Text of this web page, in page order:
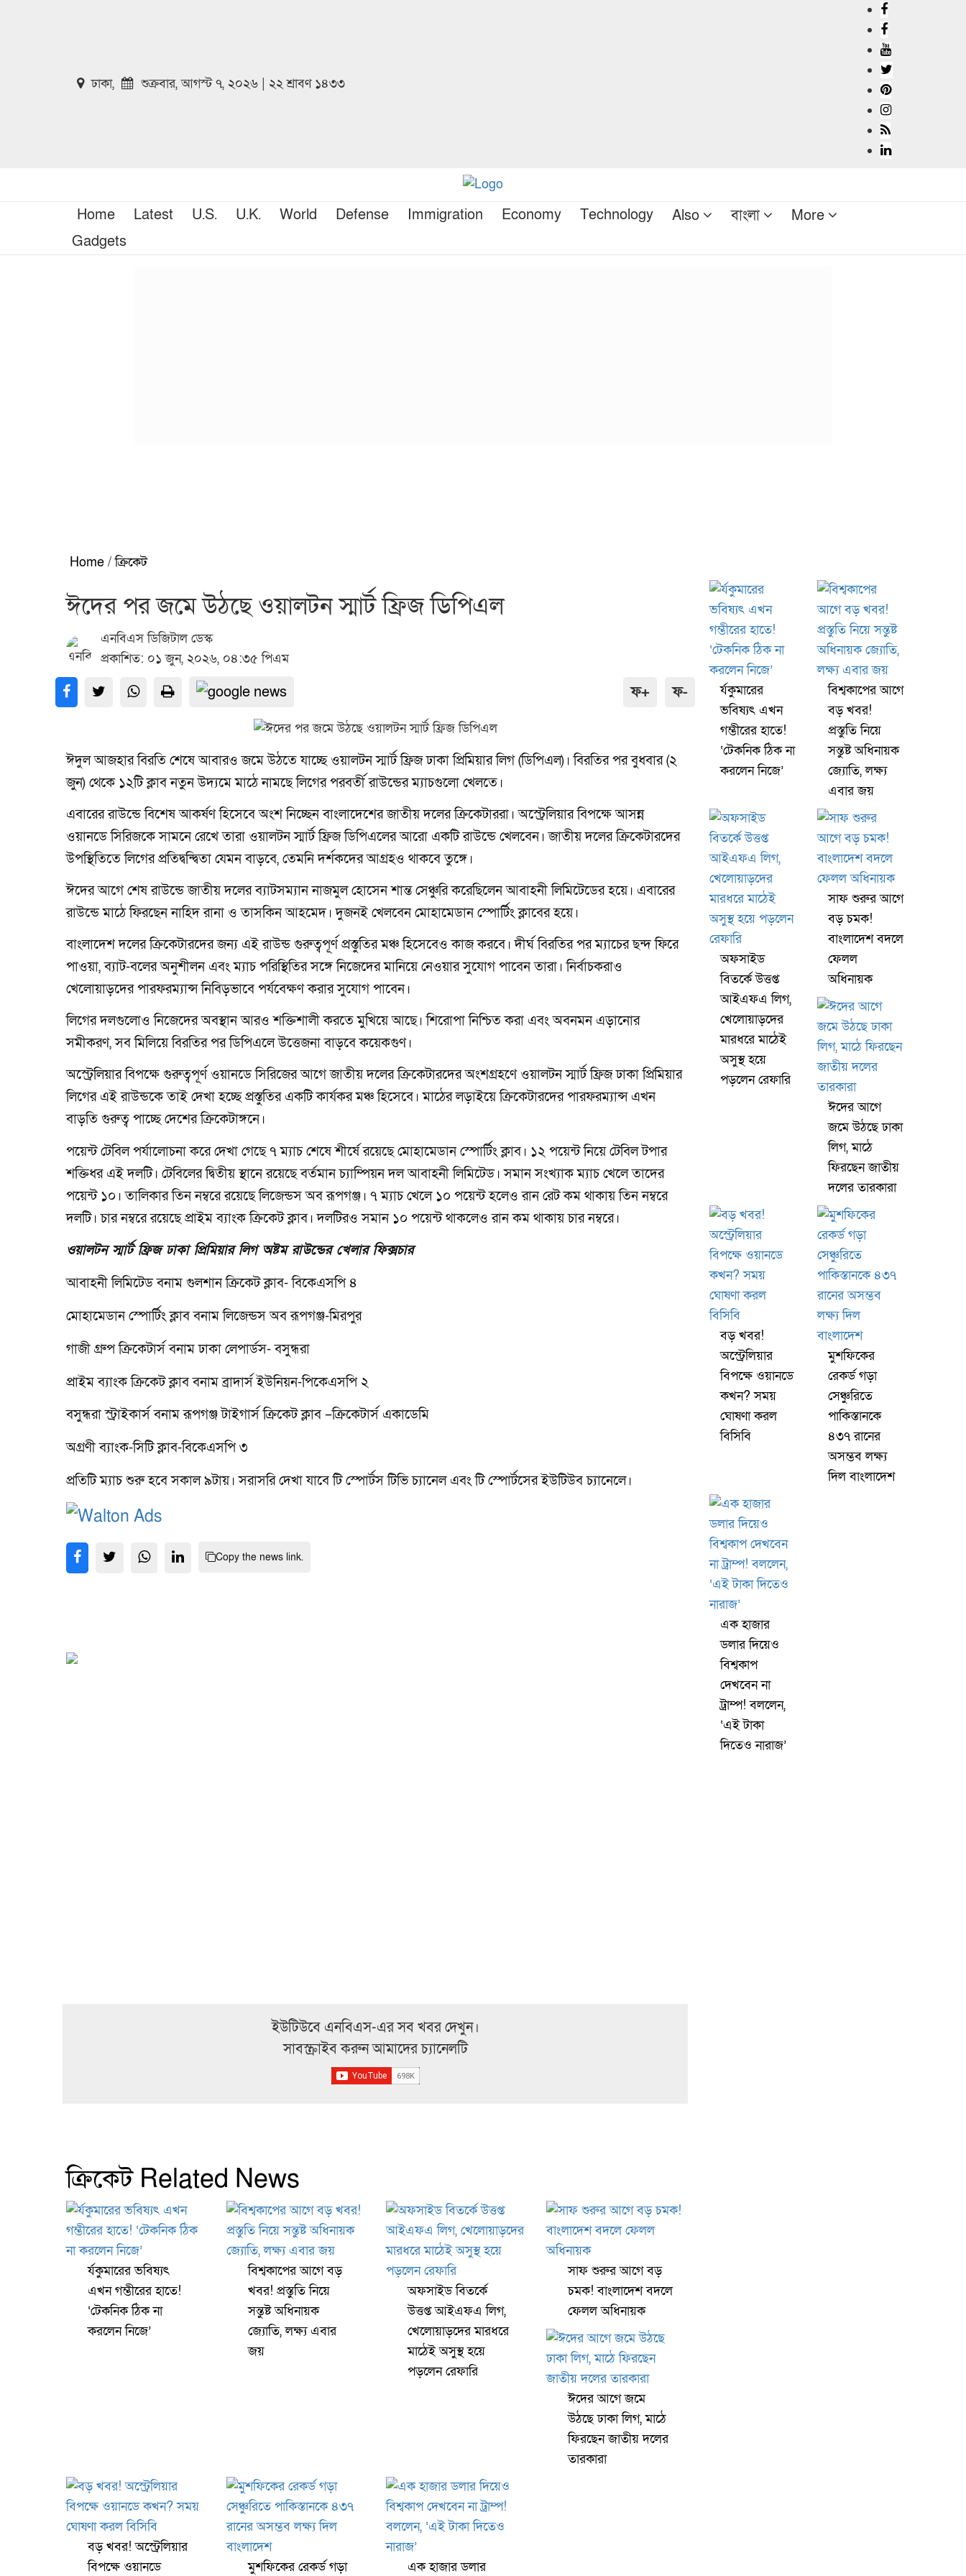
ঢাকা, শুক্রবার, আগস্ট ৭, ২০২৬ | ২২ শ্রাবণ ১৪৩৩
Home Latest U.S. U.K. World Defense Immigration Economy Technology Also বাংলা
More
Gadgets
Home / ক্রিকেট
ঈদের পর জমে উঠছে ওয়ালটন স্মার্ট ফ্রিজ ডিপিএল
এনবিএস ডিজিটাল ডেস্ক
প্রকাশিত: ০১ জুন, ২০২৬, ০৪:৩৫ পিএম
ফ+ ফ-
ঈদুল আজহার বিরতি শেষে আবারও জমে উঠতে যাচ্ছে ওয়ালটন স্মার্ট ফ্রিজ ঢাকা প্রিমিয়ার লিগ (ডিপিএল)। বিরতির পর বুধবার (২
জুন) থেকে ১২টি ক্লাব নতুন উদ্যমে মাঠে নামছে লিগের পরবর্তী রাউন্ডের ম্যাচগুলো খেলতে।
এবারের রাউন্ডে বিশেষ আকর্ষণ হিসেবে অংশ নিচ্ছেন বাংলাদেশের জাতীয় দলের ক্রিকেটাররা। অস্ট্রেলিয়ার বিপক্ষে আসন্ন
ওয়ানডে সিরিজকে সামনে রেখে তারা ওয়ালটন স্মার্ট ফ্রিজ ডিপিএলের আরো একটি রাউন্ডে খেলবেন। জাতীয় দলের ক্রিকেটারদের
উপস্থিতিতে লিগের প্রতিদ্বন্দ্বিতা যেমন বাড়বে, তেমনি দর্শকদের আগ্রহও থাকবে তুঙ্গে।
ঈদের আগে শেষ রাউন্ডে জাতীয় দলের ব্যাটসম্যান নাজমুল হোসেন শান্ত সেঞ্চুরি করেছিলেন আবাহনী লিমিটেডের হয়ে। এবারের
রাউন্ডে মাঠে ফিরছেন নাহিদ রানা ও তাসকিন আহমেদ। দুজনই খেলবেন মোহামেডান স্পোর্টিং ক্লাবের হয়ে।
বাংলাদেশ দলের ক্রিকেটারদের জন্য এই রাউন্ড গুরুত্বপূর্ণ প্রস্তুতির মঞ্চ হিসেবেও কাজ করবে। দীর্ঘ বিরতির পর ম্যাচের ছন্দ ফিরে
পাওয়া, ব্যাট-বলের অনুশীলন এবং ম্যাচ পরিস্থিতির সঙ্গে নিজেদের মানিয়ে নেওয়ার সুযোগ পাবেন তারা। নির্বাচকরাও
খেলোয়াড়দের পারফরম্যান্স নিবিড়ভাবে পর্যবেক্ষণ করার সুযোগ পাবেন।
লিগের দলগুলোও নিজেদের অবস্থান আরও শক্তিশালী করতে মুখিয়ে আছে। শিরোপা নিশ্চিত করা এবং অবনমন এড়ানোর
সমীকরণ, সব মিলিয়ে বিরতির পর ডিপিএলে উত্তেজনা বাড়বে কয়েকগুণ।
অস্ট্রেলিয়ার বিপক্ষে গুরুত্বপূর্ণ ওয়ানডে সিরিজের আগে জাতীয় দলের ক্রিকেটারদের অংশগ্রহণে ওয়ালটন স্মার্ট ফ্রিজ ঢাকা প্রিমিয়ার
লিগের এই রাউন্ডকে তাই দেখা হচ্ছে প্রস্তুতির একটি কার্যকর মঞ্চ হিসেবে। মাঠের লড়াইয়ে ক্রিকেটারদের পারফরম্যান্স এখন
বাড়তি গুরুত্ব পাচ্ছে দেশের ক্রিকেটাঙ্গনে।
পয়েন্ট টেবিল পর্যালোচনা করে দেখা গেছে ৭ ম্যাচ শেষে শীর্ষে রয়েছে মোহামেডান স্পোর্টিং ক্লাব। ১২ পয়েন্ট নিয়ে টেবিল টপার
শক্তিধর এই দলটি। টেবিলের দ্বিতীয় স্থানে রয়েছে বর্তমান চ্যাম্পিয়ন দল আবাহনী লিমিটেড। সমান সংখ্যাক ম্যাচ খেলে তাদের
পয়েন্ট ১০। তালিকার তিন নম্বরে রয়েছে লিজেন্ডস অব রূপগঞ্জ। ৭ ম্যাচ খেলে ১০ পয়েন্ট হলেও রান রেট কম থাকায় তিন নম্বরে
দলটি। চার নম্বরে রয়েছে প্রাইম ব্যাংক ক্রিকেট ক্লাব। দলটিরও সমান ১০ পয়েন্ট থাকলেও রান কম থাকায় চার নম্বরে।
ওয়ালটন স্মার্ট ফ্রিজ ঢাকা প্রিমিয়ার লিগ অষ্টম রাউন্ডের খেলার ফিক্সচার
আবাহনী লিমিটেড বনাম গুলশান ক্রিকেট ক্লাব- বিকেএসপি ৪
মোহামেডান স্পোর্টিং ক্লাব বনাম লিজেন্ডস অব রূপগঞ্জ-মিরপুর
গাজী গ্রুপ ক্রিকেটার্স বনাম ঢাকা লেপার্ডস- বসুন্ধরা
প্রাইম ব্যাংক ক্রিকেট ক্লাব বনাম ব্রাদার্স ইউনিয়ন-পিকেএসপি ২
বসুন্ধরা স্ট্রাইকার্স বনাম রূপগঞ্জ টাইগার্স ক্রিকেট ক্লাব –ক্রিকেটার্স একাডেমি
অগ্রণী ব্যাংক-সিটি ক্লাব-বিকেএসপি ৩
প্রতিটি ম্যাচ শুরু হবে সকাল ৯টায়। সরাসরি দেখা যাবে টি স্পোর্টস টিভি চ্যানেল এবং টি স্পোর্টসের ইউটিউব চ্যানেলে।
Copy the news link.
ইউটিউবে এনবিএস-এর সব খবর দেখুন।
সাবস্ক্রাইব করুন আমাদের চ্যানেলটি
ক্রিকেট Related News
র্যকুমারের ভবিষ্যৎ
এখন গম্ভীরের হাতে!
‘টেকনিক ঠিক না
করলেন নিজে’
বিশ্বকাপের আগে বড়
খবর! প্রস্তুতি নিয়ে
সন্তুষ্ট অধিনায়ক
জ্যোতি, লক্ষ্য এবার
জয়
অফসাইড বিতর্কে
উত্তপ্ত আইএফএ লিগ,
খেলোয়াড়দের মারধরে
মাঠেই অসুস্থ হয়ে
পড়লেন রেফারি
সাফ শুরুর আগে বড়
চমক! বাংলাদেশ বদলে
ফেলল অধিনায়ক
ঈদের আগে জমে
উঠছে ঢাকা লিগ, মাঠে
ফিরছেন জাতীয় দলের
তারকারা
বড় খবর! অস্ট্রেলিয়ার
বিপক্ষে ওয়ানডে
মুশফিকের রেকর্ড গড়া এক হাজার ডলার
র্যকুমারের
ভবিষ্যৎ এখন
গম্ভীরের হাতে!
‘টেকনিক ঠিক না
করলেন নিজে’
বিশ্বকাপের আগে
বড় খবর!
প্রস্তুতি নিয়ে
সন্তুষ্ট অধিনায়ক
জ্যোতি, লক্ষ্য
এবার জয়
অফসাইড
বিতর্কে উত্তপ্ত
আইএফএ লিগ,
খেলোয়াড়দের
মারধরে মাঠেই
অসুস্থ হয়ে
পড়লেন রেফারি
সাফ শুরুর আগে
বড় চমক!
বাংলাদেশ বদলে
ফেলল
অধিনায়ক
ঈদের আগে
জমে উঠছে ঢাকা
লিগ, মাঠে
ফিরছেন জাতীয়
দলের তারকারা
বড় খবর!
অস্ট্রেলিয়ার
বিপক্ষে ওয়ানডে
কখন? সময়
ঘোষণা করল
বিসিবি
মুশফিকের
রেকর্ড গড়া
সেঞ্চুরিতে
পাকিস্তানকে
৪৩৭ রানের
অসম্ভব লক্ষ্য
দিল বাংলাদেশ
এক হাজার
ডলার দিয়েও
বিশ্বকাপ
দেখবেন না
ট্রাম্প! বললেন,
‘এই টাকা
দিতেও নারাজ’